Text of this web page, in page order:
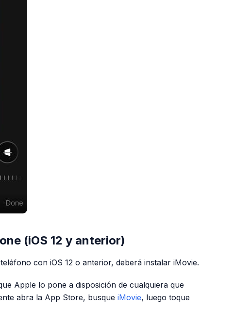
(iOS 12 y anterior)
con iOS 12 o anterior, deberá instalar iMovie.
Apple lo pone a disposición de cualquiera que
abra la App Store, busque iMovie, luego toque